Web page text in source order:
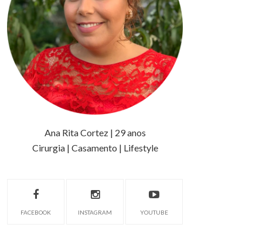
Ana Rita Cortez | 29 anos
Cirurgia | Casamento | Lifestyle
FACEBOOK INSTAGRAM YOUTUBE